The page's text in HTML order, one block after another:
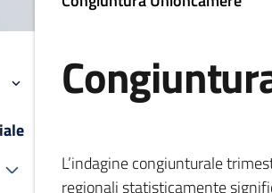
L’indagine congiunturale
regionali statisticamente